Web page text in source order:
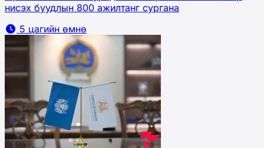
нисэх буудлын 800 ажилтанг сургана
5 цагийн өмнө